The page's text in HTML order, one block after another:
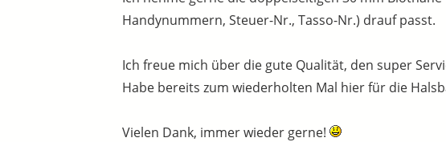
Handynummern, Steuer-Nr., Tasso-Nr.) drauf passt.
Ich freue mich über die gute Qualität, den super
Habe bereits zum wiederholten Mal hier für die
Vielen Dank, immer wieder gerne!